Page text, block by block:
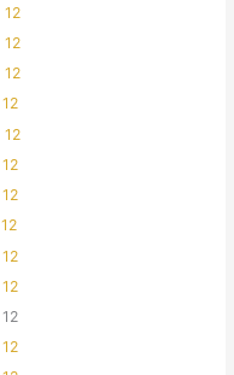
12
12
12
12
12
12
12
12
12
12
12
12